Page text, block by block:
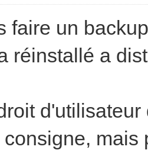
faire un
réinstallé a
mais